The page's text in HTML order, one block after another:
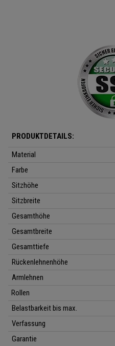
PRODUKTDETAILS:
Material
Farbe
Sitzhöhe
Sitzbreite
Gesamthöhe
Gesamtbreite
Gesamttiefe
Rückenlehnenhöhe
Armlehnen
Rollen
Belastbarkeit bis max.
Verfassung
Garantie